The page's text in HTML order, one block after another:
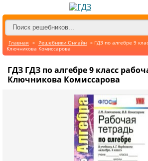
Главная » Решебники Онлайн » ГДЗ по алгебре 9
Ключникова Комиссарова
ГДЗ ГДЗ по алгебре 9 класс
Ключникова Комиссарова